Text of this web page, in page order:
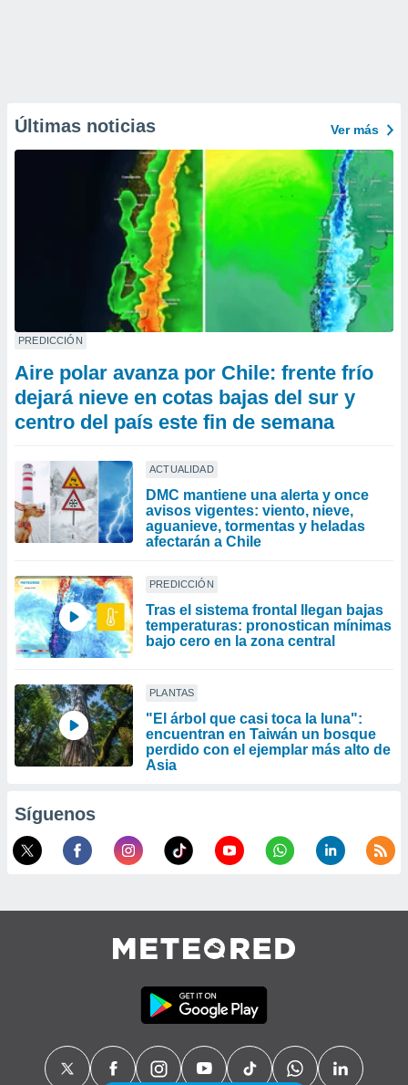
Últimas noticias Ver más
PREDICCIÓN
Aire polar avanza por Chile: frente frío
dejará nieve en cotas bajas del sur y
centro del país este fin de semana
ACTUALIDAD
DMC mantiene una alerta y once
avisos vigentes: viento, nieve,
aguanieve, tormentas y heladas
afectarán a Chile
PREDICCIÓN
Tras el sistema frontal llegan bajas
temperaturas: pronostican mínimas
bajo cero en la zona central
PLANTAS
"El árbol que casi toca la luna":
encuentran en Taiwán un bosque
perdido con el ejemplar más alto de
Asia
Síguenos